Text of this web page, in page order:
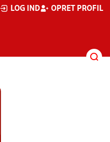
LOG IND OPRET PROFIL